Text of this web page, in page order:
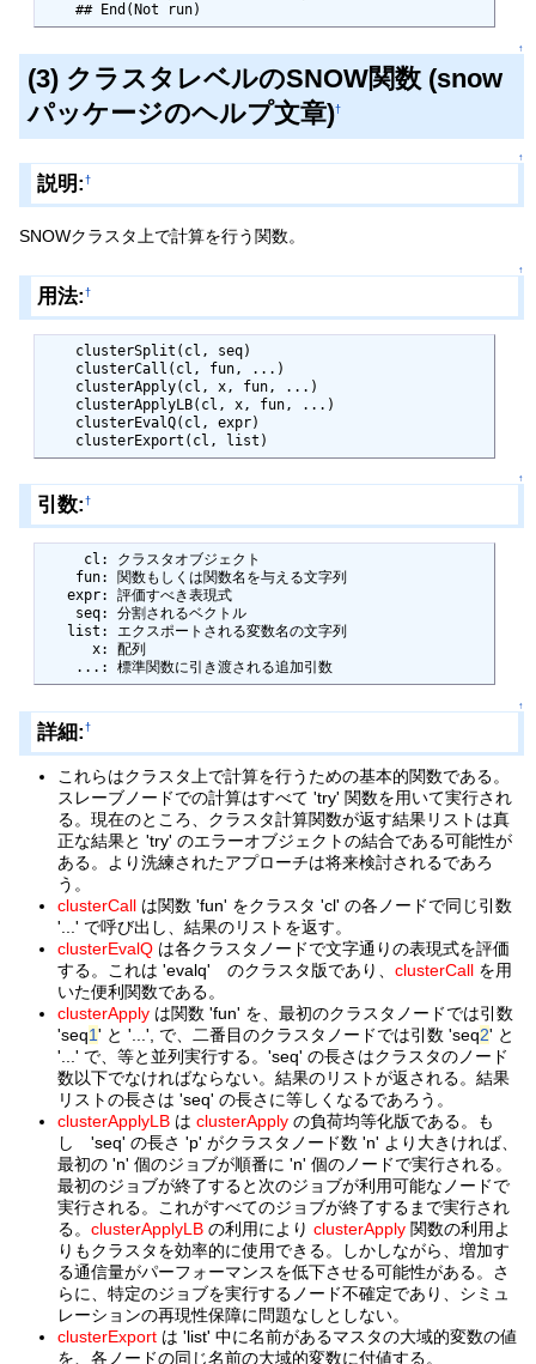
    ## End(Not run)
↑
(3) クラスタレベルのSNOW関数 (snow
パッケージのヘルプ文章)†
↑
説明:†
SNOWクラスタ上で計算を行う関数。
↑
用法:†
    clusterExport(cl, list)
↑
引数:†
    ...: 標準関数に引き渡される追加引数
↑
詳細:†
これらはクラスタ上で計算を行うための基本的関数である。
スレーブノードでの計算はすべて 'try' 関数を用いて実行され
る。現在のところ、クラスタ計算関数が返す結果リストは真
正な結果と 'try' のエラーオブジェクトの結合である可能性が
ある。より洗練されたアプローチは将来検討されるであろ
う。
clusterCall は関数 'fun' をクラスタ 'cl' の各ノードで同じ引数
'...' で呼び出し、結果のリストを返す。
clusterEvalQ は各クラスタノードで文字通りの表現式を評価
する。これは 'evalq' のクラスタ版であり、clusterCall を用
いた便利関数である。
clusterApply は関数 'fun' を、最初のクラスタノードでは引数
'seq1' と '...', で、二番目のクラスタノードでは引数 'seq2' と
'...' で、等と並列実行する。'seq' の長さはクラスタのノード
数以下でなければならない。結果のリストが返される。結果
リストの長さは 'seq' の長さに等しくなるであろう。
clusterApplyLB はclusterApply の負荷均等化版である。も
し 'seq' の長さ 'p' がクラスタノード数 'n' より大きければ、
最初の 'n' 個のジョブが順番に 'n' 個のノードで実行される。
最初のジョブが終了すると次のジョブが利用可能なノードで
実行される。これがすべてのジョブが終了するまで実行され
る。clusterApplyLB の利用によりclusterApply 関数の利用よ
りもクラスタを効率的に使用できる。しかしながら、増加す
る通信量がパーフォーマンスを低下させる可能性がある。さ
らに、特定のジョブを実行するノード不確定であり、シミュ
レーションの再現性保障に問題なしとしない。
clusterExport は 'list' 中に名前があるマスタの大域的変数の値
を、各ノードの同じ名前の大域的変数に付値する。